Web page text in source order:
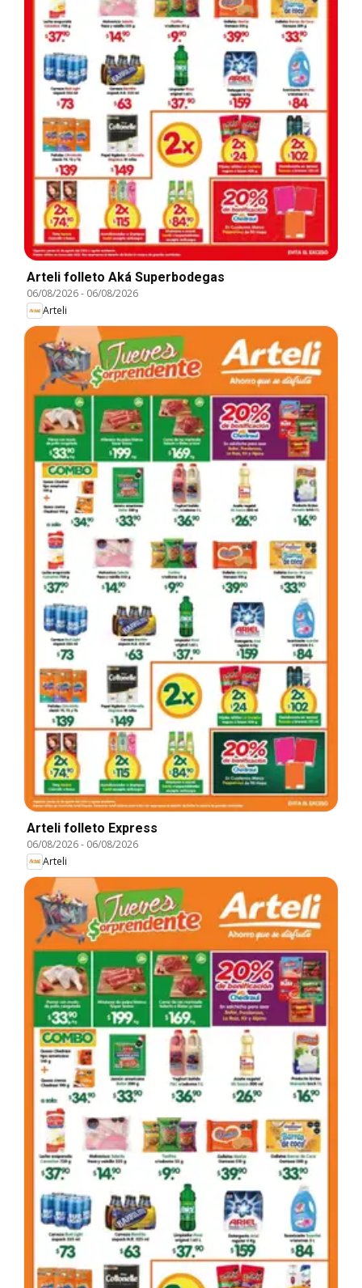
Arteli folleto Aká Superbodegas
06/08/2026- 06/08/2026
Arteli
Arteli folleto Express
06/08/2026- 06/08/2026
Arteli